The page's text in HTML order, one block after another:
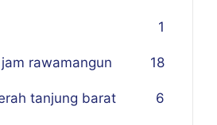
1
rawamangun 18
tanjung barat 6